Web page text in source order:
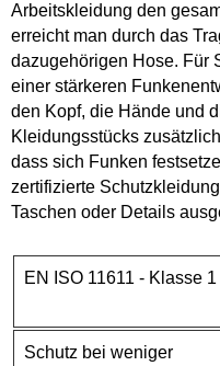
Arbeitskleidung den
erreicht man durch das
dazugehörigen Hose. Für
einer stärkeren
den Kopf, die Hände und
Kleidungsstücks
dass sich Funken
zertifizierte
Taschen oder Details
EN ISO 11611 - Klasse 1
Schutz bei weniger